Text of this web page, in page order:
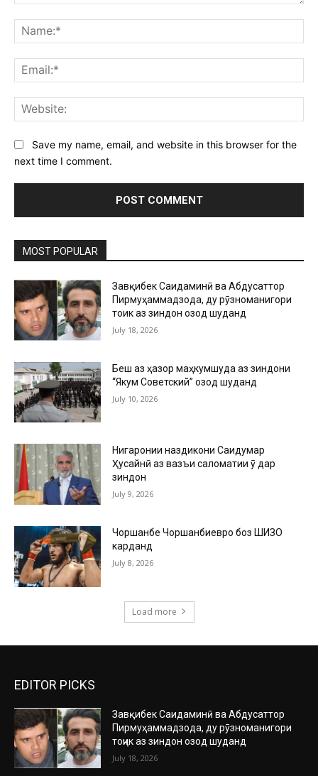
Save my name, email, and website in this browser for the
next time I comment.
MOST POPULAR
Завқибек Саидаминӣ ва Абдусаттор
Пирмуҳаммадзода, ду рӯзноманигори
тоҷик аз зиндон озод шуданд
July 18, 2026
Беш аз ҳазор маҳкумшуда аз зиндони
“Якум Советский” озод шуданд
July 10, 2026
Нигаронии наздикони Саидумар
Ҳусайнӣ аз вазъи саломатии ӯ дар
зиндон
July 9, 2026
Чоршанбе Чоршанбиевро боз ШИЗО
карданд
July 8, 2026
Load more
EDITOR PICKS
Завқибек Саидаминӣ ва Абдусаттор
Пирмуҳаммадзода, ду рӯзноманигори
тоҷик аз зиндон озод шуданд
July 18, 2026